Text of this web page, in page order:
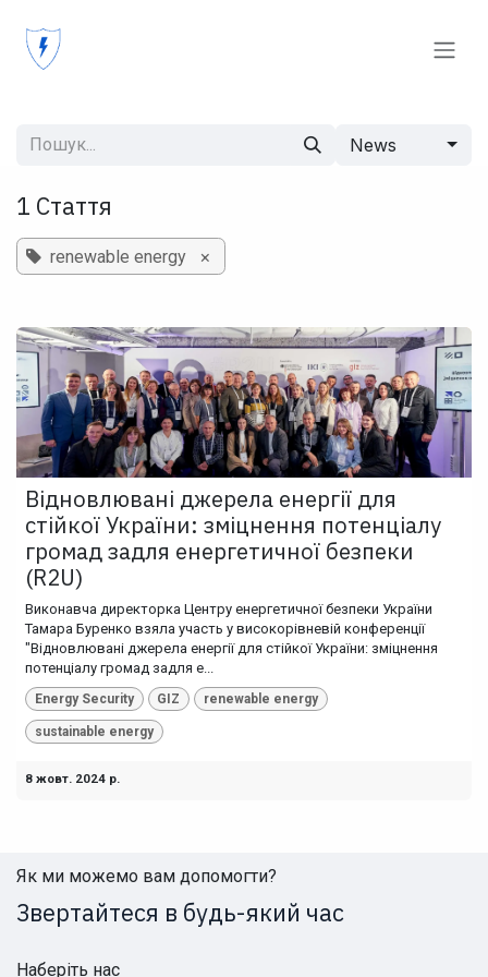
News
1 Стаття
renewable energy ×
Відновлювані джерела енергії для
стійкої України: зміцнення потенціалу
громад задля енергетичної безпеки
(R2U)
Виконавча директорка Центру енергетичної безпеки України
Тамара Буренко взяла участь у високорівневій конференції
"Відновлювані джерела енергії для стійкої України: зміцнення
потенціалу громад задля е...
Energy Security GIZ renewable energy
sustainable energy
8 жовт. 2024 р.
Як ми можемо вам допомогти?
Звертайтеся в будь-який час
Наберіть нас